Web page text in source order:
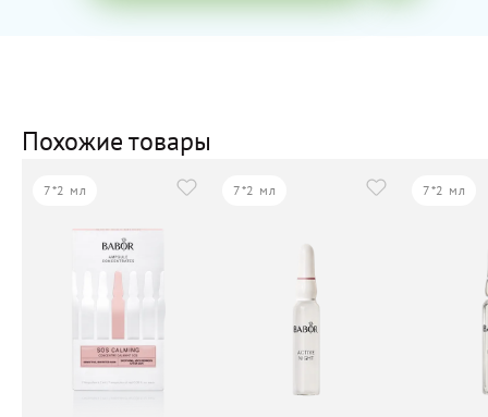
Похожие товары
7*2 мл 7*2 мл 7*2 мл